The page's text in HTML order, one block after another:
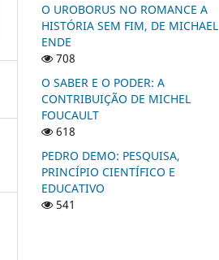
O UROBORUS NO ROMANCE A
HISTÓRIA SEM FIM, DE MICHAEL
ENDE
708
O SABER E O PODER: A
CONTRIBUIÇÃO DE MICHEL
FOUCAULT
618
PEDRO DEMO: PESQUISA,
PRINCÍPIO CIENTÍFICO E
EDUCATIVO
541